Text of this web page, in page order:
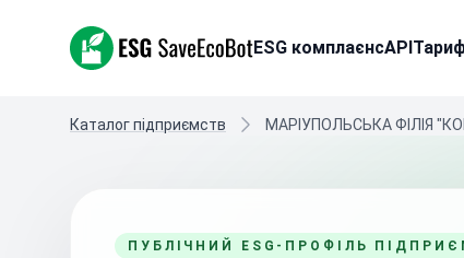
ESG SaveEcoBot ESG комплаєнсAPI
Каталог підприємств МАРІУПОЛЬСЬКА ФІЛІЯ
ПУБЛІЧНИЙ ESG-ПРОФІЛЬ